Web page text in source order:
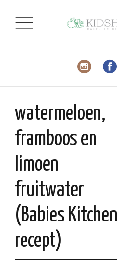
watermeloen,
framboos en
limoen
fruitwater
(Babies Kitchen
recept)